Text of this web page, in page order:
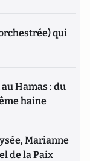
qui
Hamas : du
haine
Marianne
de la Paix